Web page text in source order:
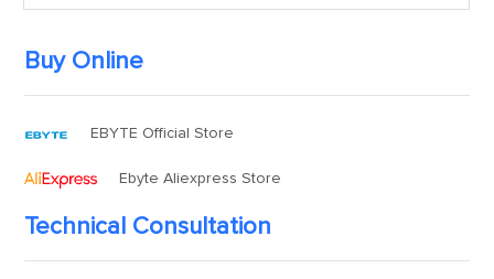
Buy Online
EBYTE Official Store
Ebyte Aliexpress Store
Technical Consultation